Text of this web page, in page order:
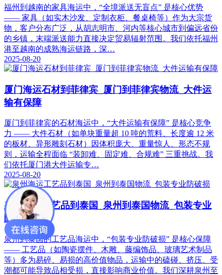
福州到越南的家具海运中，“全境派送无盲点” 是核心优势
—— 家具（如实木沙发、定制衣柜、餐桌椅等）作为大宗货
物，客户分布广泛，从胡志明市、河内等核心城市到偏远省份
的乡镇，末端派送能力直接决定贸易辐射范围。我们依托福州
港至越南的成熟海运链路，深…
2025-08-20
厦门海运石材到菲律宾_厦门到菲律宾物流_大件运
输有保障​
厦门到菲律宾的石材海运中，“大件运输有保障” 是核心竞争
力 —— 大件石材（如单块重量超 10 吨的荒料、长度逾 12 米
的板材、异形雕刻石材）因体积庞大、重量惊人、形态不规
则，运输全程面临 “装卸难、固定难、合规难” 三重挑战。我
们依托厦门港大件运输专…
2025-08-20
泉州海运工艺品到泰国_泉州到泰国物流_包装专业
防破损​
泉州到泰国的工艺品海运中，“包装专业防破损” 是核心保障
—— 工艺品（如陶瓷摆件、木雕、藤编饰品、玻璃艺术制品
等）多为易碎、易损的高价值物品，运输中的磕碰、挤压、受
潮都可能导致品相受损，直接影响商业价值。我们深耕泉州至